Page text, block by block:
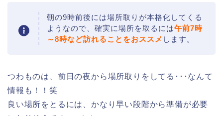
朝の9時前後には場所取りが本格化してくる
ようなので、確実に場所を取るには午前7時
～8時など訪れることをおススメ します。
つわものは、前日の夜から場所取りをしてる･･･なんて
情報も！！笑
良い場所をとるには、かなり早い段階から準備が必要